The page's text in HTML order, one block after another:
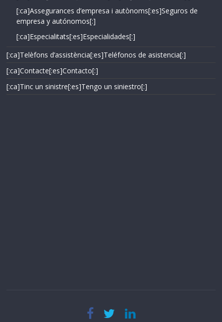
[:ca]Assegurances d’empresa i autònoms[:es]Seguros de
empresa y autónomos[:]
[:ca]Especialitats[:es]Especialidades[:]
[:ca]Telèfons d’assistència[:es]Teléfonos de asistencia[:]
[:ca]Contacte[:es]Contacto[:]
[:ca]Tinc un sinistre[:es]Tengo un siniestro[:]